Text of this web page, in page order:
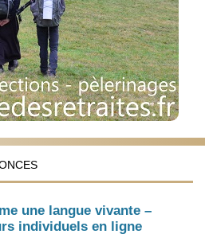
une langue vivante –
individuels en ligne